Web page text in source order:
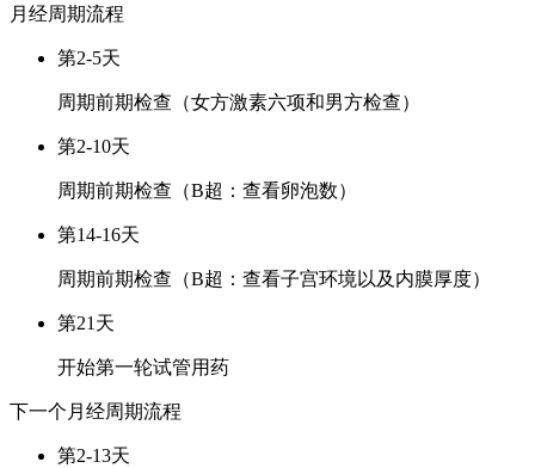
月经周期流程
第2-5天
周期前期检查（女方激素六项和男方检查）
第2-10天
周期前期检查（B超：查看卵泡数）
第14-16天
周期前期检查（B超：查看子宫环境以及内膜厚度）
第21天
开始第一轮试管用药
下一个月经周期流程
第2-13天